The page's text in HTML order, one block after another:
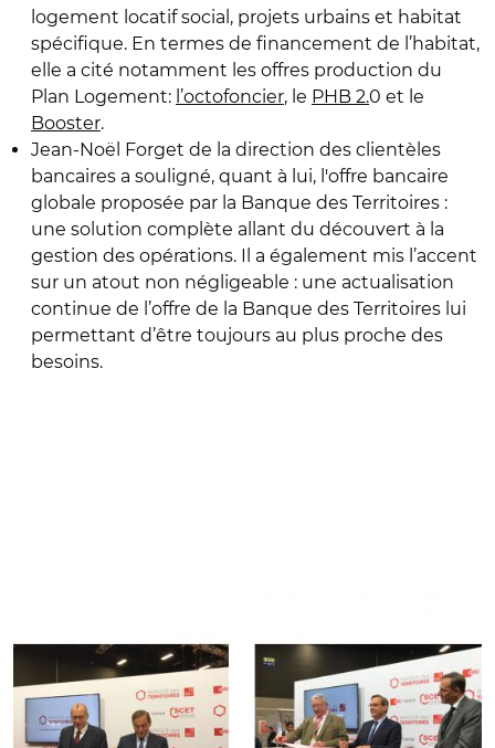
logement locatif social, projets urbains et habitat
spécifique. En termes de financement de l’habitat,
elle a cité notamment les offres production du
Plan Logement: l’octofoncier, le PHB 2.0 et le
Booster.
Jean-Noël Forget de la direction des clientèles
bancaires a souligné, quant à lui, l'offre bancaire
globale proposée par la Banque des Territoires :
une solution complète allant du découvert à la
gestion des opérations. Il a également mis l’accent
sur un atout non négligeable : une actualisation
continue de l’offre de la Banque des Territoires lui
permettant d’être toujours au plus proche des
besoins.